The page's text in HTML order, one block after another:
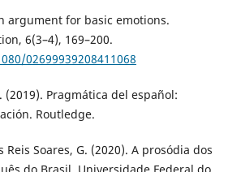
argument for basic emotions.
6(3–4), 169–200.
02699939208411068
(2019). Pragmática del español:
Routledge.
Reis Soares, G. (2020). A prosódia dos